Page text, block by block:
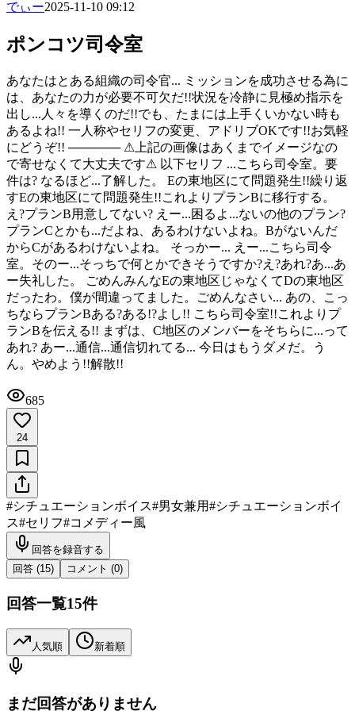
でぃー2025-11-10 09:12
ポンコツ司令室
あなたはとある組織の司令官... ミッションを成功させる為に
は、あなたの力が必要不可欠だ!!状況を冷静に見極め指示を
出し...人々を導くのだ!!でも、たまには上手くいかない時も
あるよね!! 一人称やセリフの変更、アドリブOKです!!お気軽
にどうぞ!! ────── ⚠︎上記の画像はあくまでイメージなの
で寄せなくて大丈夫です⚠︎ 以下セリフ ...こちら司令室。要
件は? なるほど...了解した。 Eの東地区にて問題発生!!繰り返
すEの東地区にて問題発生!!これよりプランBに移行する。
え?プランB用意してない? えー...困るよ...ないの他のプラン?
プランCとかも...だよね、あるわけないよね。Bがないんだ
からCがあるわけないよね。 そっかー... えー...こちら司令
室。そのー...そっちで何とかできそうですか?え?あれ?あ...あ
ー失礼した。 ごめんみんなEの東地区じゃなくてDの東地区
だったわ。僕が間違ってました。ごめんなさい... あの、こっ
ちならプランBある?ある!?よし!! こちら司令室!!これよりプ
ランBを伝える!! まずは、C地区のメンバーをそちらに...って
あれ? あー...通信...通信切れてる... 今日はもうダメだ。う
ん。やめよう!!解散!!
685
24
#シチュエーションボイス#男女兼用#シチュエーションボイ
ス#セリフ#コメディー風
回答を録音する
回答 (15) コメント (0)
回答一覧15件
人気順 新着順
まだ回答がありません